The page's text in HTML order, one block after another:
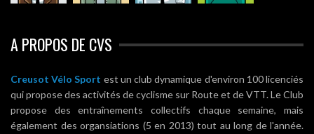
A PROPOS DE CVS
Creusot Vélo Sport est un club dynamique d'environ 100 licenciés
qui propose des activités de cyclisme sur Route et de VTT. Le Club
propose des entraînements collectifs chaque semaine, mais
également des organsiations (5 en 2013) tout au long de l'année.